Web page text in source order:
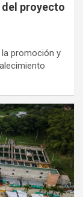
proyecto
promoción y